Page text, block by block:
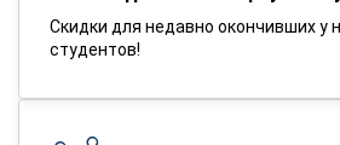
Скидки для недавно окончивших у
студентов!